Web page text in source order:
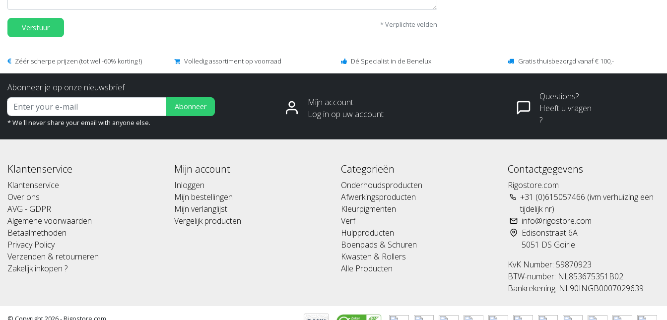
Verstuur * Verplichte velden
Zéér scherpe prijzen (tot wel -60% korting !) Volledig assortiment op voorraad Dé Specialist in de Benelux Gratis thuisbezorgd vanaf € 100,-
Abonneer je op onze nieuwsbrief
Abonneer
* We'll never share your email with anyone else.
Mijn account
Log in op uw account
Questions?
Heeft u vragen
?
Klantenservice
Klantenservice
Over ons
AVG - GDPR
Algemene voorwaarden
Betaalmethoden
Privacy Policy
Verzenden & retourneren
Zakelijk inkopen ?
Mijn account
Inloggen
Mijn bestellingen
Mijn verlanglijst
Vergelijk producten
Categorieën
Onderhoudsproducten
Afwerkingsproducten
Kleurpigmenten
Verf
Hulpproducten
Boenpads & Schuren
Kwasten & Rollers
Alle Producten
Contactgegevens
Rigostore.com
+31 (0)615057466 (ivm verhuizing een
tijdelijk nr)
info@rigostore.com
Edisonstraat 6A
5051 DS Goirle
KvK Number: 59870923
BTW-number: NL853675351B02
Bankrekening: NL90INGB0007029639